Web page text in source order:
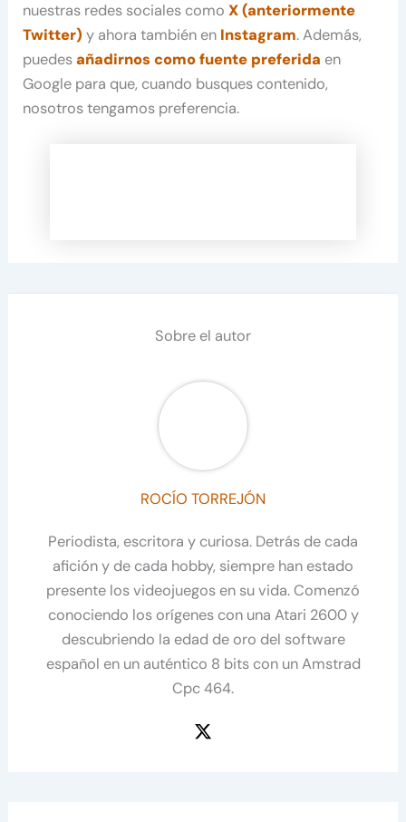
nuestras redes sociales comoX (anteriormente
Twitter) y ahora también en Instagram. Además,
puedesañadirnos como fuente preferida en
Google para que, cuando busques contenido,
nosotros tengamos preferencia.
Sobre el autor
ROCÍO TORREJÓN
Periodista, escritora y curiosa. Detrás de cada
afición y de cada hobby, siempre han estado
presente los videojuegos en su vida. Comenzó
conociendo los orígenes con una Atari 2600 y
descubriendo la edad de oro del software
español en un auténtico 8 bits con un Amstrad
Cpc 464.